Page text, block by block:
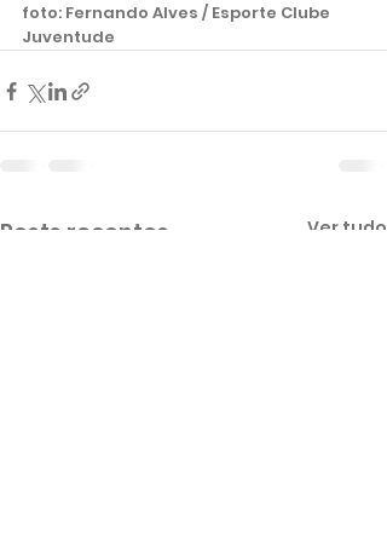
foto: Fernando Alves / Esporte Clube
Juventude
Posts recentes Ver tudo